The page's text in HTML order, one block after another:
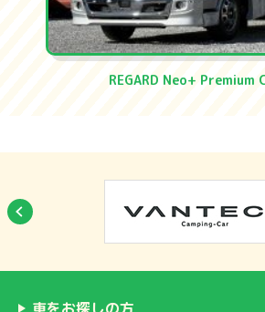
REGARD Neo+ Premium